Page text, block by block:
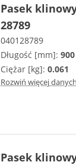
Pasek
28789
040128789
Długość [mm]: 900
Ciężar [kg]: 0.061
Rozwiń więcej danych
Pasek